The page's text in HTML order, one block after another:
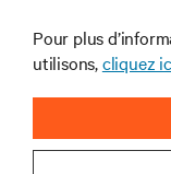
SOCIÉTÉ
Pour plus
utilisons,cliquez